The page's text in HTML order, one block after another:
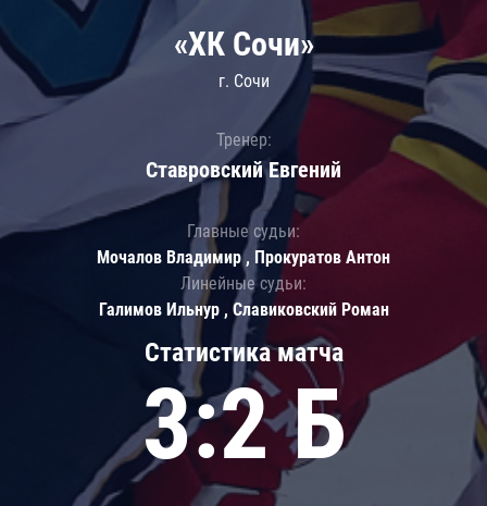
Статистика матча
3:2 Б
«ХК Сочи»
г. Сочи
Тренер:
Ставровский Евгений
Главные судьи:
Мочалов Владимир , Прокуратов Антон
Линейные судьи:
Галимов Ильнур , Славиковский Роман